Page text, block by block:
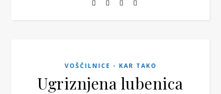
VOŠČILNICE - KAR TAKO
Ugriznjena lubenica